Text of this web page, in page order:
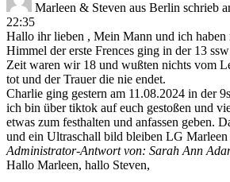
Marleen & Steven aus Berlin schrieb
22:35
Hallo ihr lieben , Mein Mann und ich haben
Himmel der erste Frences ging in der 13
Zeit waren wir 18 und wußten nichts vom
tot und der Trauer die nie endet.
Charlie ging gestern am 11.08.2024 in der
ich bin über tiktok auf euch gestoßen und
etwas zum festhalten und anfassen geben.
und ein Ultraschall bild bleiben LG Marleen
Administrator-Antwort von: Sarah Ann
Hallo Marleen, hallo Steven,